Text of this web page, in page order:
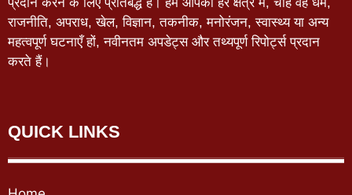
प्रदान करने के लिए प्रतिबद्ध है। हम आपको हर क्षेत्र में, चाहे वह धर्म,
राजनीति, अपराध, खेल, विज्ञान, तकनीक, मनोरंजन, स्वास्थ्य या अन्य
महत्वपूर्ण घटनाएँ हों, नवीनतम अपडेट्स और तथ्यपूर्ण रिपोर्ट्स प्रदान
करते हैं।
QUICK LINKS